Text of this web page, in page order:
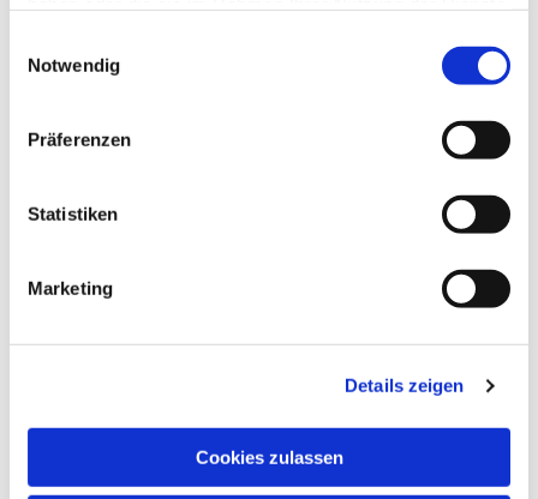
Notwendig
Präferenzen
Statistiken
Marketing
Details zeigen
Cookies zulassen
Dies könnte Sie auch